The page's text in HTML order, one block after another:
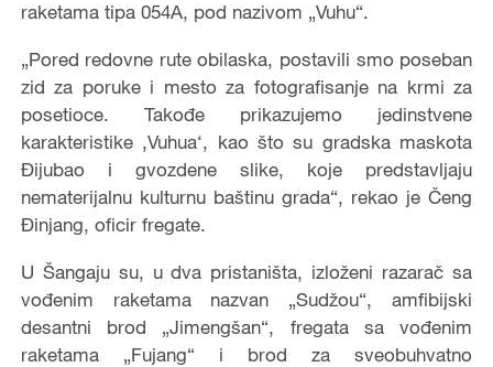
raketama tipa 054A, pod nazivom „Vuhu“.
„Pored redovne rute obilaska, postavili smo poseban
zid za poruke i mesto za fotografisanje na krmi za
posetioce. Takođe prikazujemo jedinstvene
karakteristike ‚Vuhua‘, kao što su gradska maskota
Đijubao i gvozdene slike, koje predstavljaju
nematerijalnu kulturnu baštinu grada“, rekao je Čeng
Đinjang, oficir fregate.
U Šangaju su, u dva pristaništa, izloženi razarač sa
vođenim raketama nazvan „Sudžou“, amfibijski
desantni brod „Jimengšan“, fregata sa vođenim
raketama „Fujang“ i brod za sveobuhvatno